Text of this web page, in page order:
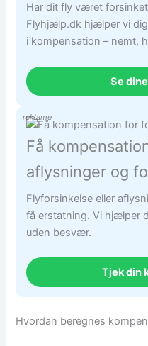
Har dit fly været
Flyhjælp.dk hjælper vi
i kompensation – nemt,
Se
reklame
Få
aflysninger og
Flyforsinkelse eller
få erstatning. Vi hjælper
uden besvær.
Tjek din
Hvordan beregnes